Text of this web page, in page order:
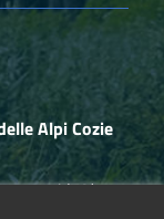
Alpi Cozie
(TO)